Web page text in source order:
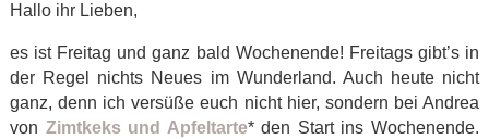
Hallo ihr Lieben,
es ist Freitag und ganz bald Wochenende! Freitags gibt’s in
der Regel nichts Neues im Wunderland. Auch heute nicht
ganz, denn ich versüße euch nicht hier, sondern bei Andrea
von Zimtkeks und Apfeltarte* den Start ins Wochenende.